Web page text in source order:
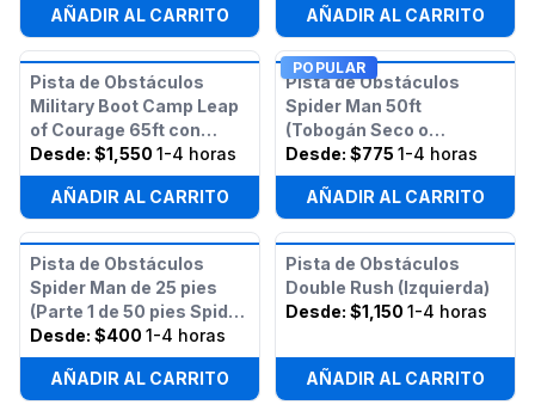
AÑADIR AL CARRITO AÑADIR AL CARRITO
Pista de Obstáculos
Military Boot Camp Leap
of Courage 65ft con
Tobogán Seco Doble
Desde: $1,550 1-4 horas
AÑADIR AL CARRITO
POPULAR
Pista de Obstáculos
Spider Man 50ft
(Tobogán Seco o
Húmedo)
Desde: $775 1-4 horas
AÑADIR AL CARRITO
Pista de Obstáculos
Spider Man de 25 pies
(Parte 1 de 50 pies Spider
Man)
Desde: $400 1-4 horas
AÑADIR AL CARRITO
Pista de Obstáculos
Double Rush (Izquierda)
Desde: $1,150 1-4 horas
AÑADIR AL CARRITO